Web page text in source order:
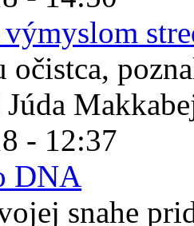
očistca,
- 12:37
DNA
snahe